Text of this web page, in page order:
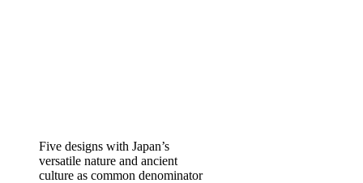
Five designs with Japan’s
versatile nature and ancient
culture as common denominator